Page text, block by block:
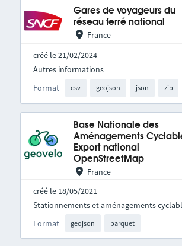
Gares de voyageurs du
réseau ferré national
France
créé le 21/02/2024
Format csv geojson json zip
Autres informations
Base Nationale des
Aménagements
Export national
OpenStreetMap
France
créé le 18/05/2021
Format geojson parquet
Stationnements et aménagements